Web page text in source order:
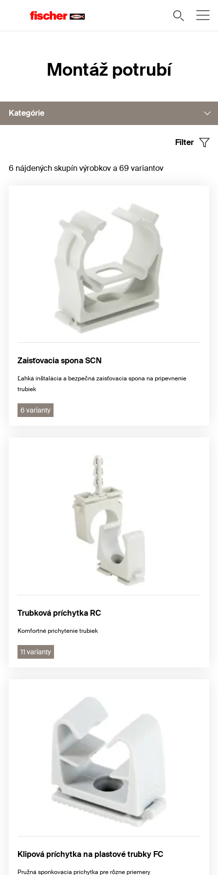
Montáž potrubí
Kategórie
Kovové spony
Filter
6 nájdených skupín výrobkov a 69 variantov
Zaisťovacia spona SCN
Ľahká inštalácia a bezpečná zaisťovacia spona na pripevnenie
trubiek
6 varianty
Trubková príchytka RC
Komfortné prichytenie trubiek
11 varianty
Klipová príchytka na plastové trubky FC
Pružná sponkovacia príchytka pre rôzne priemery